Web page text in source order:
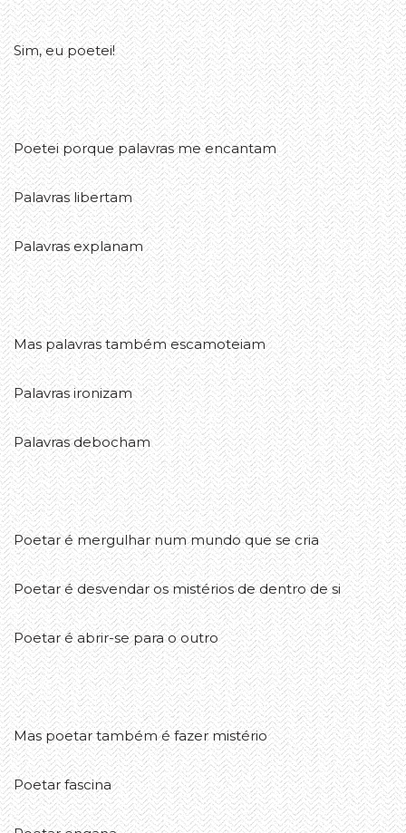
Sim, eu poetei!
Poetei porque palavras me encantam
Palavras libertam
Palavras explanam
Mas palavras também escamoteiam
Palavras ironizam
Palavras debocham
Poetar é mergulhar num mundo que se cria
Poetar é desvendar os mistérios de dentro de si
Poetar é abrir-se para o outro
Mas poetar também é fazer mistério
Poetar fascina